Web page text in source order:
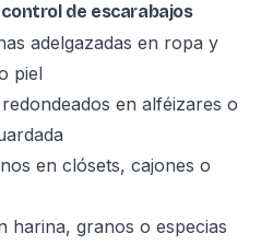
de escarabajos
adelgazadas en ropa y
piel
en alféizares o
en clósets, cajones o
harina, granos o especias